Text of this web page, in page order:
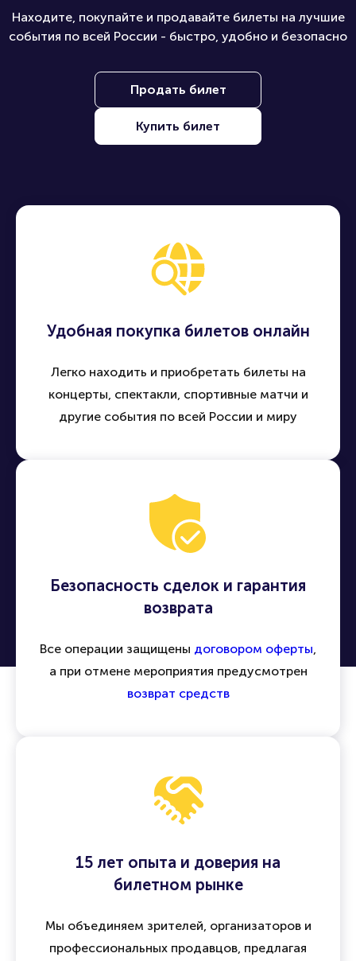
Находите, покупайте и продавайте билеты на лучшие
события по всей России - быстро, удобно и безопасно
Продать билет
Купить билет
Удобная покупка билетов онлайн
Легко находить и приобретать билеты на
концерты, спектакли, спортивные матчи и
другие события по всей России и миру
Безопасность сделок и гарантия
возврата
Все операции защищены договором оферты,
а при отмене мероприятия предусмотрен
возврат средств
15 лет опыта и доверия на
билетном рынке
Мы объединяем зрителей, организаторов и
профессиональных продавцов, предлагая